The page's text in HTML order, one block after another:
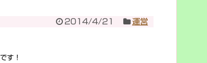
2014/4/21 運営
です！